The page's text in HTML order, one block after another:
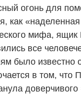
огонь для
как
мифа,
все
было известно
в том, что